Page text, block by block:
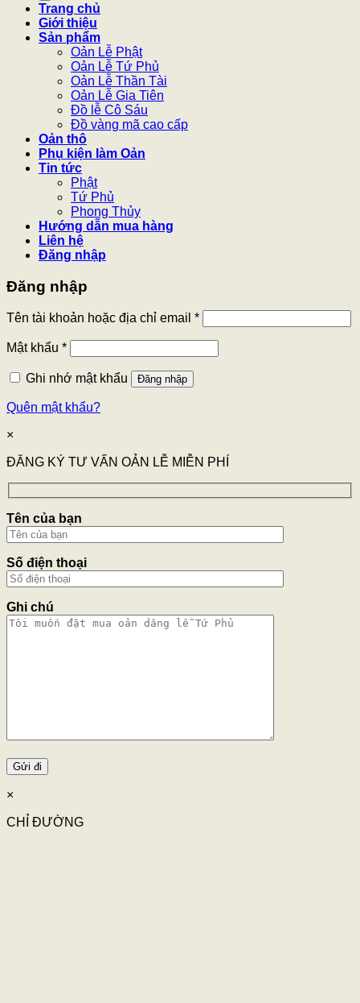
Trang chủ
Giới thiệu
Sản phẩm
Oản Lễ Phật
Oản Lễ Tứ Phủ
Oản Lễ Thần Tài
Oản Lễ Gia Tiên
Đồ lễ Cô Sáu
Đồ vàng mã cao cấp
Oản thô
Phụ kiện làm Oản
Tin tức
Phật
Tứ Phủ
Phong Thủy
Hướng dẫn mua hàng
Liên hệ
Đăng nhập
Đăng nhập
Tên tài khoản hoặc địa chỉ email *
Mật khẩu *
Ghi nhớ mật khẩu Đăng nhập
Quên mật khẩu?
×
ĐĂNG KÝ TƯ VẤN OẢN LỄ MIỄN PHÍ
Tên của bạn
Số điện thoại
Ghi chú
×
CHỈ ĐƯỜNG